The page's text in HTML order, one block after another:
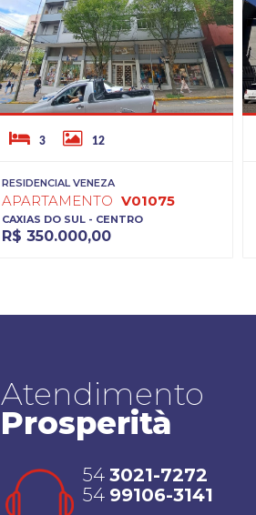
3 12
RESIDENCIAL VENEZA
APARTAMENTO V01075
CAXIAS DO SUL - CENTRO
R$ 350.000,00
Atendimento
Prosperità
54 3021-7272
54 99106-3141